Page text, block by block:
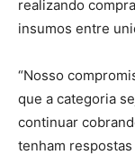
realizando
insumos entre
“Nosso
que a categoria
continuar
tenham